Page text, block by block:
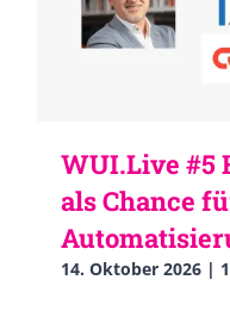
WUI.Live #5
als Chance
14. Oktober 2026 |